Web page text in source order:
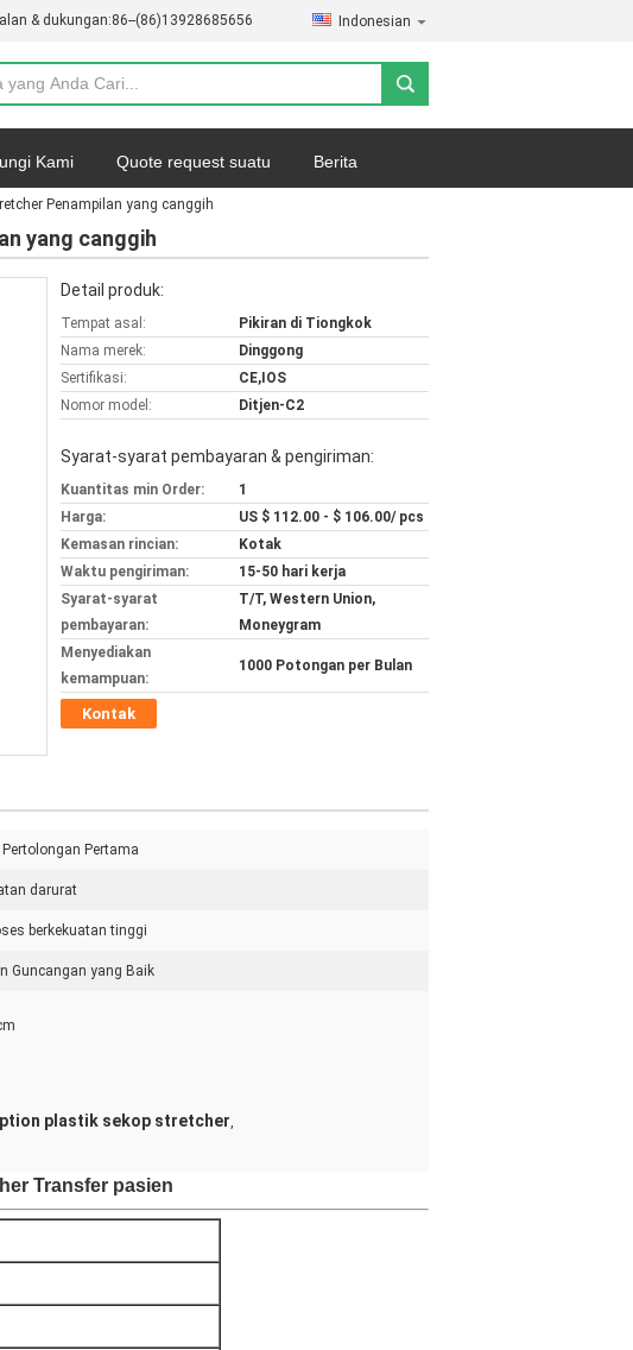
& dukungan:86--(86)13928685656 Indonesian
Kami Quote request suatu Berita
Penampilan yang canggih
yang canggih
Detail produk:
Tempat asal:
Pikiran di Tiongkok
Nama merek:
Dinggong
Sertifikasi:
CE,IOS
Nomor model:
Ditjen-C2
Syarat-syarat pembayaran & pengiriman:
Kuantitas min Order:
1
Harga:
US $ 112.00 - $ 106.00/ pcs
Kemasan rincian:
Kotak
Waktu pengiriman:
15-50 hari kerja
Syarat-syarat
pembayaran:
T/T, Western Union,
Moneygram
Menyediakan
kemampuan:
1000 Potongan per Bulan
Kontak
Pertolongan Pertama
darurat
berkekuatan tinggi
Guncangan yang Baik
plastik sekop stretcher,
Transfer pasien